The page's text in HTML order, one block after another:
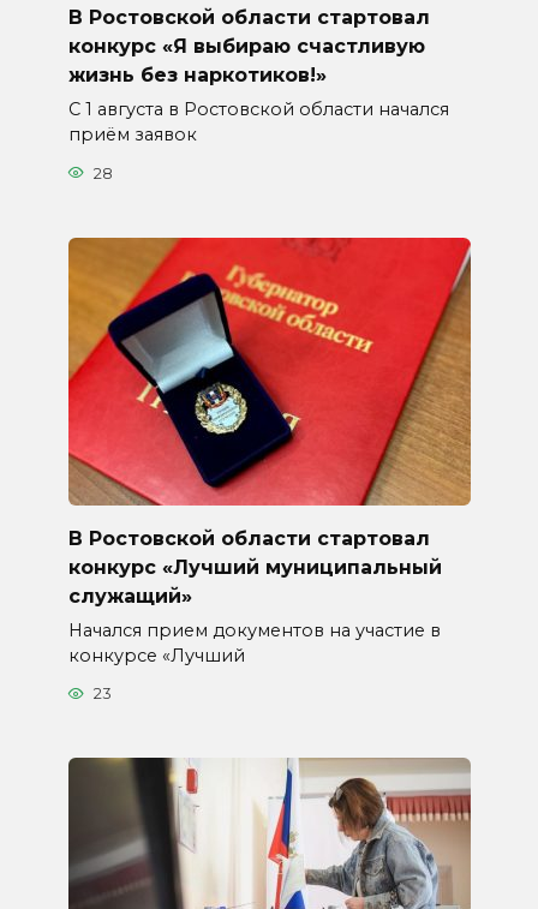
В Ростовской области стартовал
конкурс «Я выбираю счастливую
жизнь без наркотиков!»
С 1 августа в Ростовской области начался
приём заявок
28
В Ростовской области стартовал
конкурс «Лучший муниципальный
служащий»
Начался прием документов на участие в
конкурсе «Лучший
23